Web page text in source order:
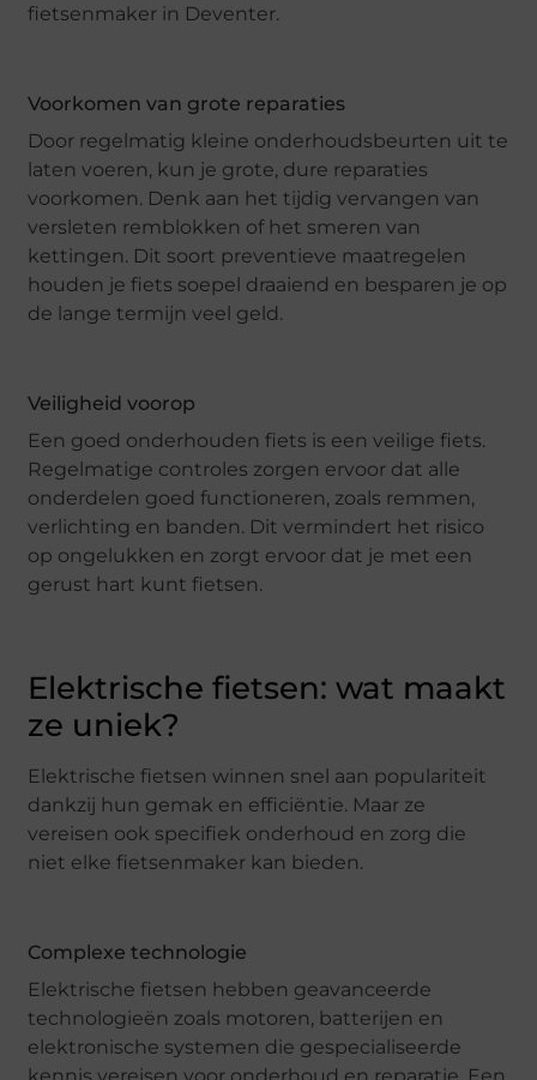
fietsenmaker in Deventer.
Voorkomen van grote reparaties
Door regelmatig kleine onderhoudsbeurten uit te
laten voeren, kun je grote, dure reparaties
voorkomen. Denk aan het tijdig vervangen van
versleten remblokken of het smeren van
kettingen. Dit soort preventieve maatregelen
houden je fiets soepel draaiend en besparen je op
de lange termijn veel geld.
Veiligheid voorop
Een goed onderhouden fiets is een veilige fiets.
Regelmatige controles zorgen ervoor dat alle
onderdelen goed functioneren, zoals remmen,
verlichting en banden. Dit vermindert het risico
op ongelukken en zorgt ervoor dat je met een
gerust hart kunt fietsen.
Elektrische fietsen: wat maakt
ze uniek?
Elektrische fietsen winnen snel aan populariteit
dankzij hun gemak en efficiëntie. Maar ze
vereisen ook specifiek onderhoud en zorg die
niet elke fietsenmaker kan bieden.
Complexe technologie
Elektrische fietsen hebben geavanceerde
technologieën zoals motoren, batterijen en
elektronische systemen die gespecialiseerde